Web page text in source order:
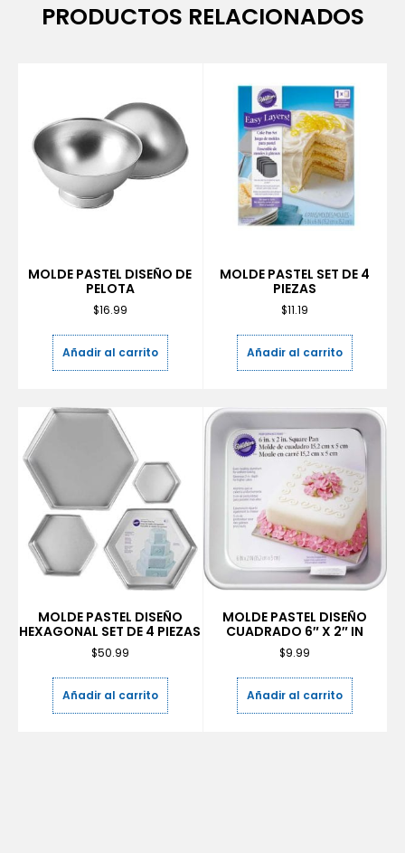
PRODUCTOS RELACIONADOS
MOLDE PASTEL DISEÑO DE
PELOTA
$16.99
Añadir al carrito
MOLDE PASTEL SET DE 4
PIEZAS
$11.19
Añadir al carrito
MOLDE PASTEL DISEÑO
HEXAGONAL SET DE 4 PIEZAS
$50.99
Añadir al carrito
MOLDE PASTEL DISEÑO
CUADRADO 6″ X 2″ IN
$9.99
Añadir al carrito